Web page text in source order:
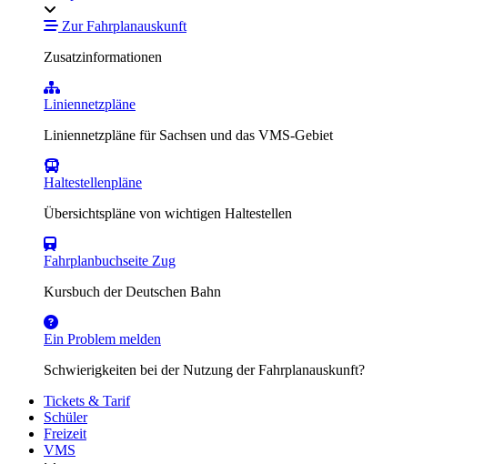
Zur Fahrplanauskunft
Zusatzinformationen
Liniennetzpläne
Liniennetzpläne für Sachsen und das VMS-Gebiet
Haltestellenpläne
Übersichtspläne von wichtigen Haltestellen
Fahrplanbuchseite Zug
Kursbuch der Deutschen Bahn
Ein Problem melden
Schwierigkeiten bei der Nutzung der Fahrplanauskunft?
Tickets & Tarif
Schüler
Freizeit
VMS